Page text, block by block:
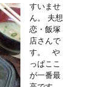
すいませ
ん。 夫想
恋・飯塚
店さんで
す。 や
っぱここ
が一番最